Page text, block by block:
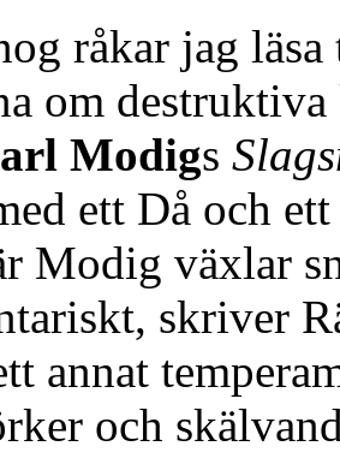
råkar jag
om
Modigs
ett Då och
Modig växlar
skriver
annat
och